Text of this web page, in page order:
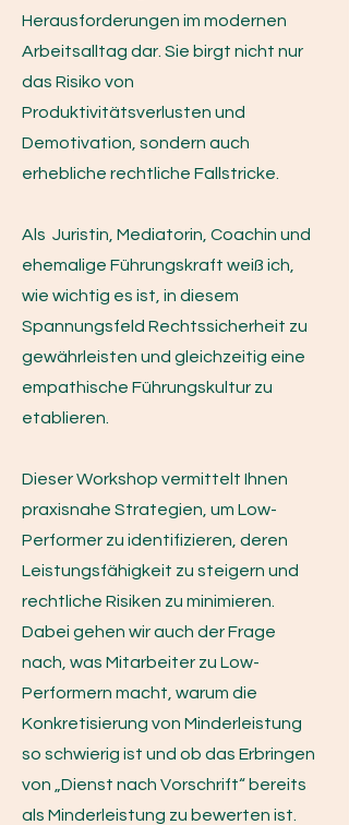
Herausforderungen im modernen
Arbeitsalltag dar. Sie birgt nicht nur
das Risiko von
Produktivitätsverlusten und
Demotivation, sondern auch
erhebliche rechtliche Fallstricke.
Als Juristin, Mediatorin, Coachin und
ehemalige Führungskraft weiß ich,
wie wichtig es ist, in diesem
Spannungsfeld Rechtssicherheit zu
gewährleisten und gleichzeitig eine
empathische Führungskultur zu
etablieren.
Dieser Workshop vermittelt Ihnen
praxisnahe Strategien, um Low-
Performer zu identifizieren, deren
Leistungsfähigkeit zu steigern und
rechtliche Risiken zu minimieren.
Dabei gehen wir auch der Frage
nach, was Mitarbeiter zu Low-
Performern macht, warum die
Konkretisierung von Minderleistung
so schwierig ist und ob das Erbringen
von „Dienst nach Vorschrift“ bereits
als Minderleistung zu bewerten ist.